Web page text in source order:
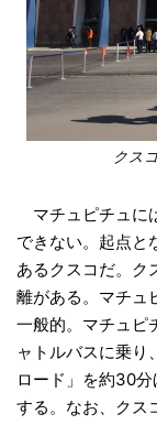
クス
マチュピチュに
できない。起点と
あるクスコだ。 ク
離がある。マチュ
一般的。マチュピ
ャトルバスに乗り、
ロード」 を約30分
する。なお、クス